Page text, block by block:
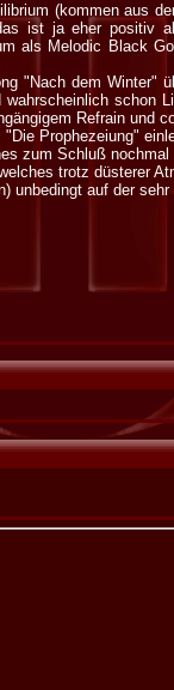
(kommen aus
ist ja eher positiv
als Melodic Black
"Nach dem Winter"
schon
Refrain und
Prophezeiung"
zum Schluß
trotz düsterer
unbedingt auf der